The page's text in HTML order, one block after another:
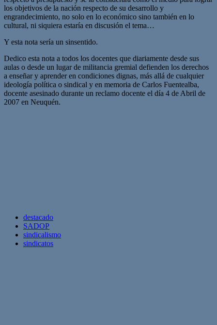
los objetivos de la nación respecto de su desarrollo y
engrandecimiento, no solo en lo económico sino también en lo
cultural, ni siquiera estaría en discusión el tema…
Y esta nota sería un sinsentido.
Dedico esta nota a todos los docentes que diariamente desde sus
aulas o desde un lugar de militancia gremial defienden los derechos
a enseñar y aprender en condiciones dignas, más allá de cualquier
ideología política o sindical y en memoria de Carlos Fuentealba,
docente asesinado durante un reclamo docente el día 4 de Abril de
2007 en Neuquén.
destacado
SADOP
sindicalismo
sindicatos